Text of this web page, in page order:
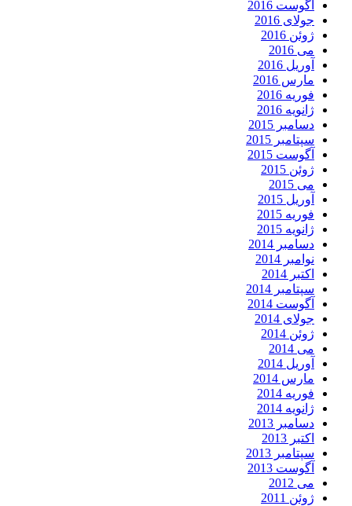
آگوست 2016
جولای 2016
ژوئن 2016
می 2016
آوریل 2016
مارس 2016
فوریه 2016
ژانویه 2016
دسامبر 2015
سپتامبر 2015
آگوست 2015
ژوئن 2015
می 2015
آوریل 2015
فوریه 2015
ژانویه 2015
دسامبر 2014
نوامبر 2014
اکتبر 2014
سپتامبر 2014
آگوست 2014
جولای 2014
ژوئن 2014
می 2014
آوریل 2014
مارس 2014
فوریه 2014
ژانویه 2014
دسامبر 2013
اکتبر 2013
سپتامبر 2013
آگوست 2013
می 2012
ژوئن 2011